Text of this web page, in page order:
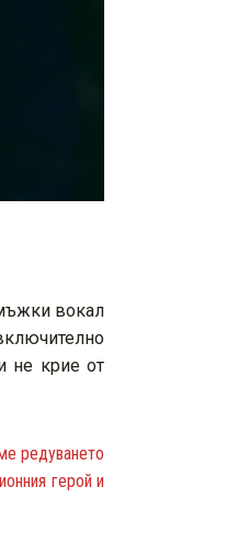
вокал
не крие от
редуването
герой и